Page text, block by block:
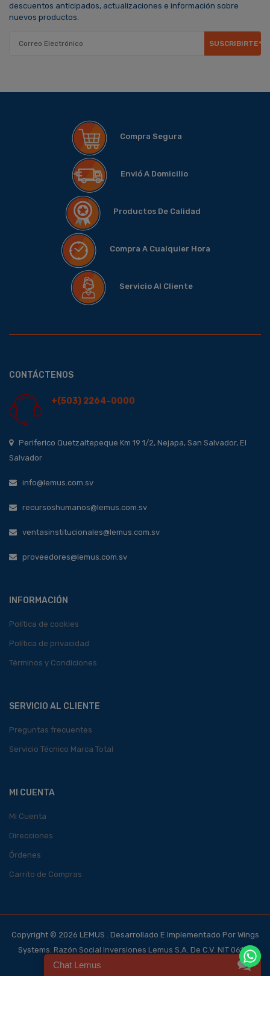
descuentos anticipados, actualizaciones e información sobre
nuevos productos.
SUSCRIBIRTE*
Compra Segura
Envió A Domicilio
Productos De Calidad
Compra A Cualquier Hora
Servicio Al Cliente
CONTÁCTENOS
+(503) 2264-0000
Periferico Quetzaltepeque Km 19 1/2, Nejapa, San Salvador, El
Salvador
info@lemus.com.sv
recursoshumanos@lemus.com.sv
ventasinstitucionales@lemus.com.sv
proveedores@lemus.com.sv
INFORMACIÓN
Política de cookies
Política de privacidad
Términos y Condiciones
SERVICIO AL CLIENTE
Preguntas frecuentes
Servicio Técnico Marca Total
MI CUENTA
Mi Cuenta
Direcciones
Órdenes
Carrito de Compras
Copyright © 2026 LEMUS . Desarrollado E Implementado Por Wings
Systems. Razón Social Inversiones Lemus S.A. De C.V. NIT 0614-
140700-101-4, NRC 123562-0
Chat Lemus